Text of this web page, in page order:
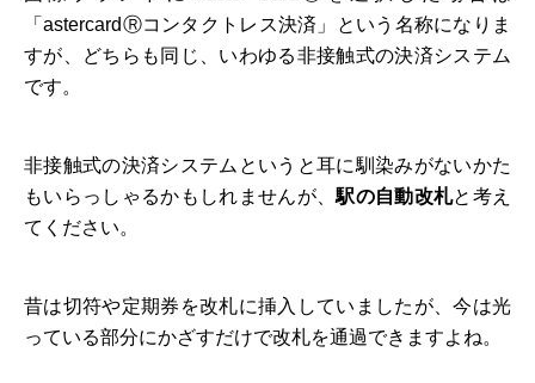
「astercardⓇコンタクトレス決済」という名称になりま
すが、どちらも同じ、いわゆる非接触式の決済システム
です。
非接触式の決済システムというと耳に馴染みがないかた
もいらっしゃるかもしれませんが、駅の自動改札と考え
てください。
昔は切符や定期券を改札に挿入していましたが、今は光
っている部分にかざすだけで改札を通過できますよね。